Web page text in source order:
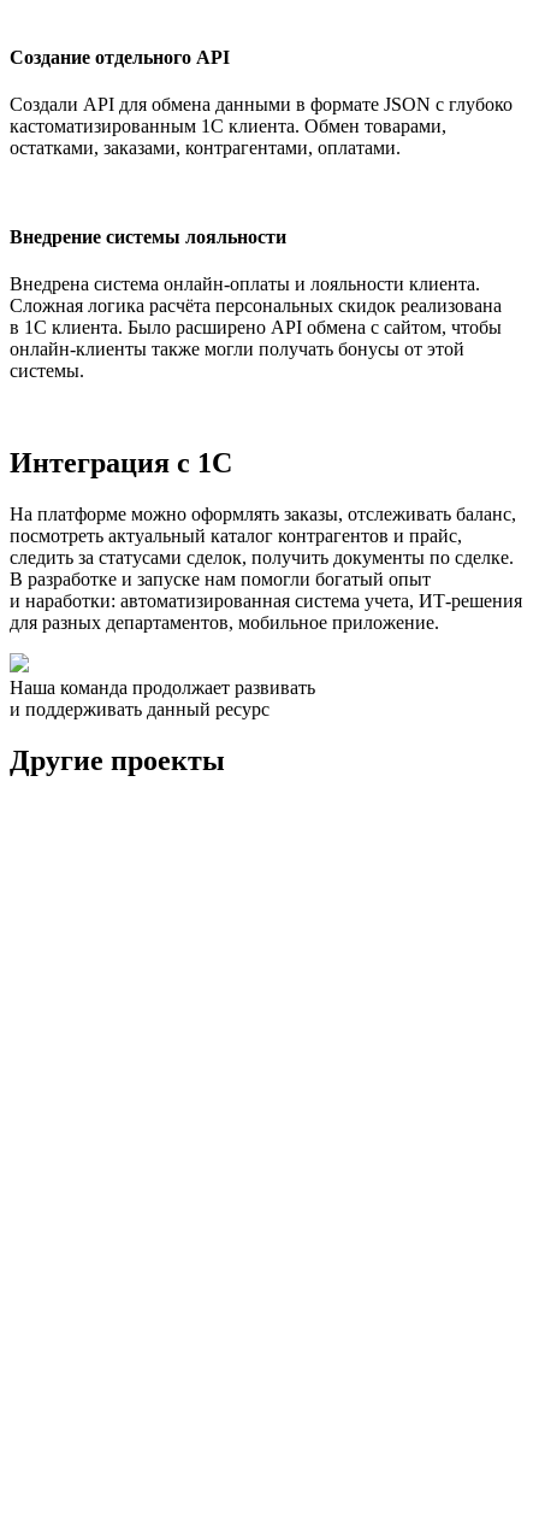
Создание отдельного API
Создали API для обмена данными в формате JSON с глубоко
кастоматизированным 1С клиента. Обмен товарами,
остатками, заказами, контрагентами, оплатами.
Внедрение системы лояльности
Внедрена система онлайн-оплаты и лояльности клиента.
Сложная логика расчёта персональных скидок реализована
в 1С клиента. Было расширено API обмена с сайтом, чтобы
онлайн-клиенты также могли получать бонусы от этой
системы.
Интеграция с 1С
На платформе можно оформлять заказы, отслеживать баланс,
посмотреть актуальный каталог контрагентов и прайс,
следить за статусами сделок, получить документы по сделке.
В разработке и запуске нам помогли богатый опыт
и наработки: автоматизированная система учета, ИТ-решения
для разных департаментов, мобильное приложение.
Наша команда продолжает развивать
и поддерживать данный ресурс
Другие проекты